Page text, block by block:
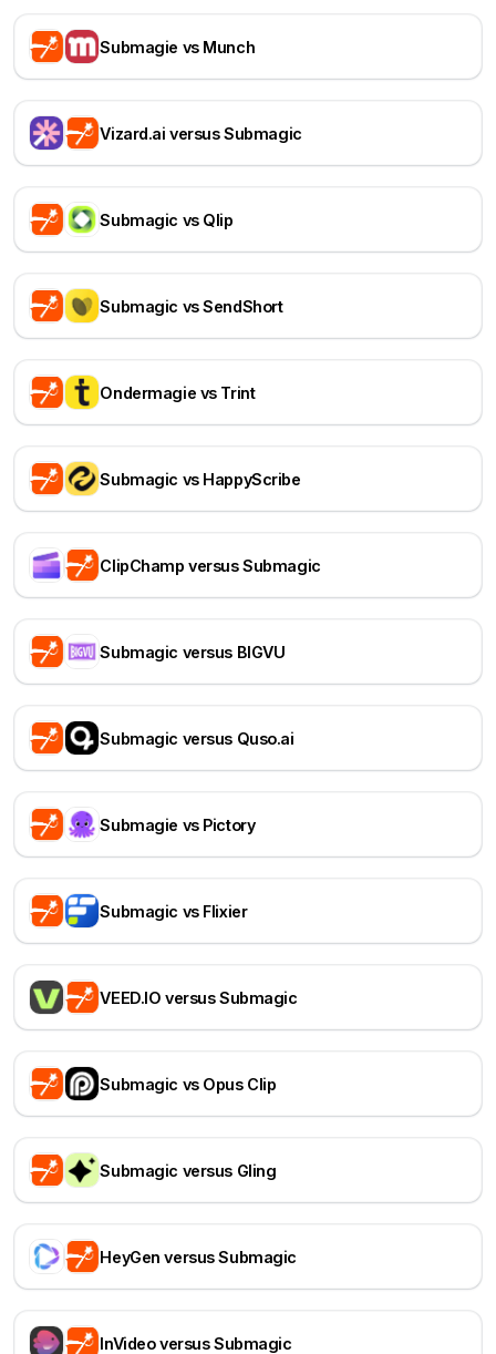
Submagie vs Munch
Vizard.ai versus Submagic
Submagic vs Qlip
Submagic vs SendShort
Ondermagie vs Trint
Submagic vs HappyScribe
ClipChamp versus Submagic
Submagic versus BIGVU
Submagic versus Quso.ai
Submagie vs Pictory
Submagic vs Flixier
VEED.IO versus Submagic
Submagic vs Opus Clip
Submagic versus Gling
HeyGen versus Submagic
InVideo versus Submagic